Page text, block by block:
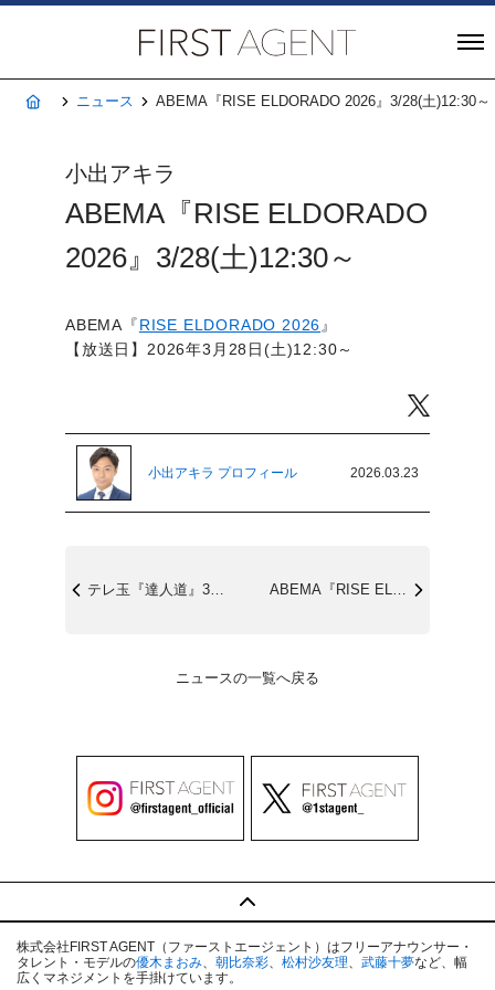
ホームニュース ABEMA『RISE ELDORADO 2026』3/28(土)12:30～
小出アキラ
ABEMA『RISE ELDORADO
2026』3/28(土)12:30～
ABEMA『RISE ELDORADO 2026 』
【放送日】2026年3月28日(土)12:30～
小出アキラ プロフィール 2026.03.23
テレ玉『達人道』3/28(土)*YouT... ABEMA『RISE ELDORADO ...
ニュースの一覧へ戻る
株式会社FIRST AGENT（ファーストエージェント）はフリーアナウンサー・
タレント・モデルの優木まおみ、 朝比奈彩、 松村沙友理、 武藤十夢など、幅
広くマネジメントを手掛けています。